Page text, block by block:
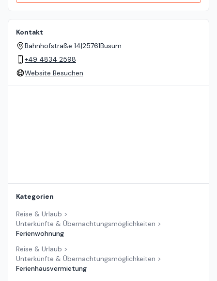
Kontakt
Bahnhofstraße 14|25761Büsum
+49 4834 2598
Website Besuchen
Kategorien
Reise & Urlaub >
Unterkünfte & Übernachtungsmöglichkeiten >
Ferienwohnung
Reise & Urlaub >
Unterkünfte & Übernachtungsmöglichkeiten >
Ferienhausvermietung